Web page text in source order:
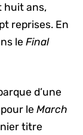
huit ans,
reprises. En
leFinal
d’une
pour leMarch
titre